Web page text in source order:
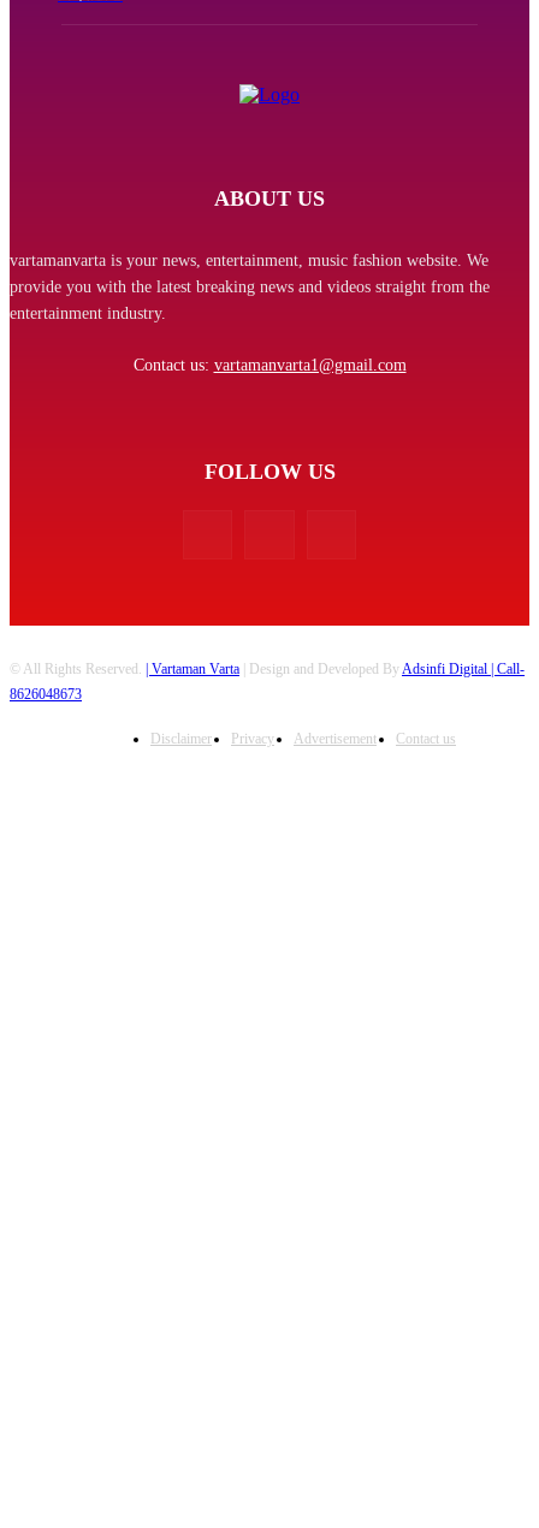
ABOUT US
vartamanvarta is your news, entertainment, music fashion website. We
provide you with the latest breaking news and videos straight from the
entertainment industry.
Contact us: vartamanvarta1@gmail.com
FOLLOW US
© All Rights Reserved. | Vartaman Varta | Design and Developed ByAdsinfi Digital | Call-
8626048673
Disclaimer Privacy Advertisement Contact us